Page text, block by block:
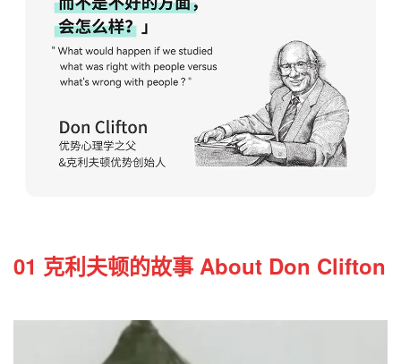
01 克利夫顿的故事 About Don Clifton